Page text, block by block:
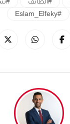
#Eslam_Elfeky